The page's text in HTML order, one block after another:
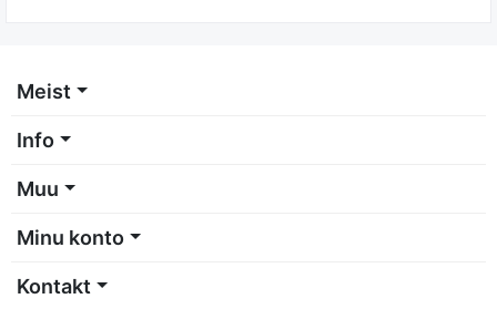
Meist
Info
Muu
Minu konto
Kontakt